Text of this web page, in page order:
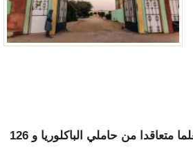
بينما يتوزع عدد المكتتبين بشكل مباشر (ترسيم)، بين 750 معلما و 104معلما متعاقدا من حاملي الباكلوريا و 126